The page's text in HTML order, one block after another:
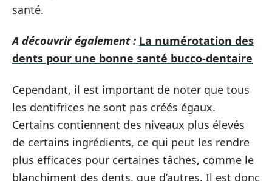
santé.
A découvrir également : La numérotation des
dents pour une bonne santé bucco-dentaire
Cependant, il est important de noter que tous
les dentifrices ne sont pas créés égaux.
Certains contiennent des niveaux plus élevés
de certains ingrédients, ce qui peut les rendre
plus efficaces pour certaines tâches, comme le
blanchiment des dents, que d’autres. Il est donc